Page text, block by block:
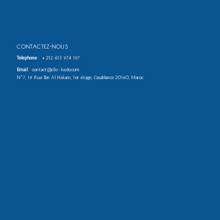
CONTACTEZ-NOUS
Téléphone: +212 613 974 197
Email: contact@clic-kado.com
N°7, 19 Rue Ibn Al Hakam, 1er étage, Casablanca 20160, Maroc